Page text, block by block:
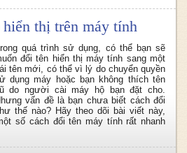
thị trên máy tính
quá trình sử dụng, có thể bạn sẽ
đổi tên hiển thị máy tính sang một
tên mới, có thể vì lý do chuyển quyền
dụng máy hoặc bạn không thích tên
do người cài máy hộ bạn đặt cho.
vấn đề là bạn chưa biết cách đổi
thế nào? Hãy theo dõi bài viết này,
số cách đổi tên máy tính rất nhanh